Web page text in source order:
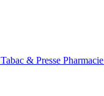
Tabac & Presse Pharmacie